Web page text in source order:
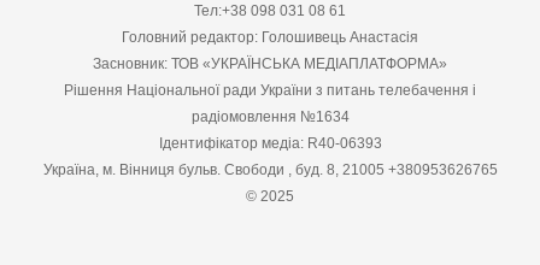
Тел:+38 098 031 08 61
Головний редактор: Голошивець Анастасія
Засновник: ТОВ «УКРАЇНСЬКА МЕДІАПЛАТФОРМА»
Рішення Національної ради України з питань телебачення і
радіомовлення №1634
Ідентифікатор медіа: R40-06393
Україна, м. Вінниця бульв. Свободи , буд. 8, 21005 +380953626765
© 2025